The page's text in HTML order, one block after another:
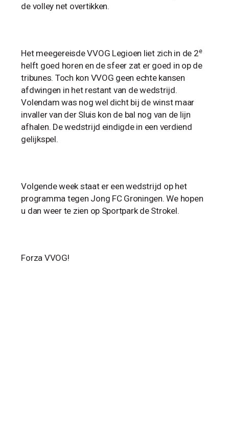
de volley net overtikken.
Het meegereisde VVOG Legioen liet zich in de 2e
helft goed horen en de sfeer zat er goed in op de
tribunes. Toch kon VVOG geen echte kansen
afdwingen in het restant van de wedstrijd.
Volendam was nog wel dicht bij de winst maar
invaller van der Sluis kon de bal nog van de lijn
afhalen. De wedstrijd eindigde in een verdiend
gelijkspel.
Volgende week staat er een wedstrijd op het
programma tegen Jong FC Groningen. We hopen
u dan weer te zien op Sportpark de Strokel.
Forza VVOG!